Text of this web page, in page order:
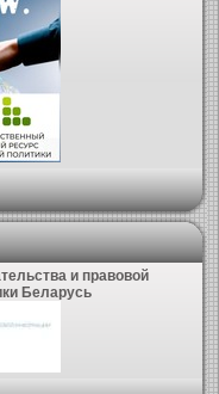
и правовой
Беларусь